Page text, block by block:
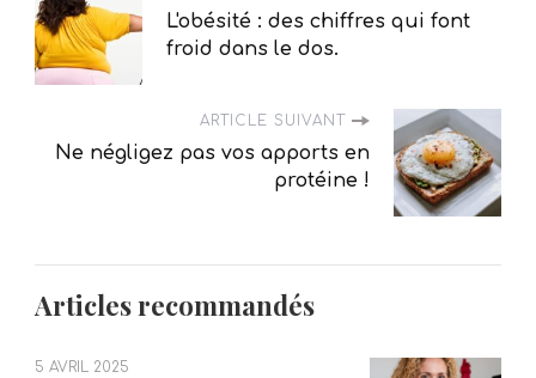
L'obésité : des chiffres qui font
froid dans le dos.
ARTICLE SUIVANT
Ne négligez pas vos apports en
protéine !
Articles recommandés
5 AVRIL 2025